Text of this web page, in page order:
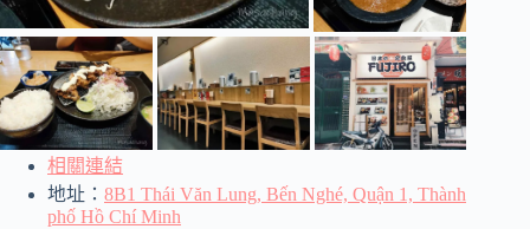
相關連結
地址： 8B1 Thái Văn Lung, Bến Nghé, Quận 1, Thành
phố Hồ Chí Minh